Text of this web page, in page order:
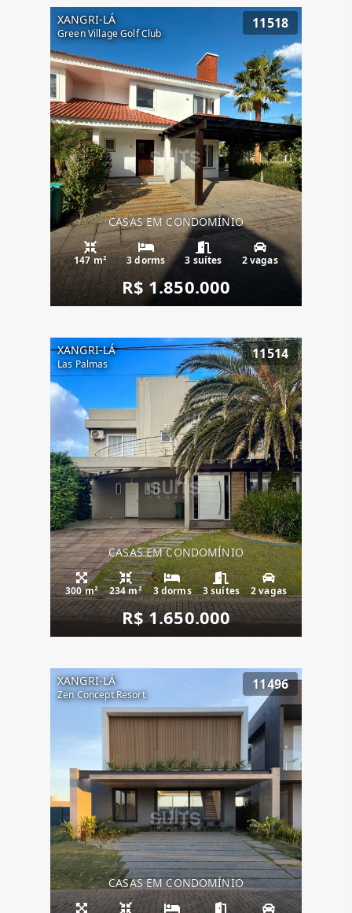
XANGRI-LÁ
Green Village Golf Club
11518
CASAS EM CONDOMÍNIO
147 m² 3 dorms 3 suítes 2 vagas
R$ 1.850.000
XANGRI-LÁ
Las Palmas
11514
CASAS EM CONDOMÍNIO
300 m² 234 m² 3 dorms 3 suítes 2 vagas
R$ 1.650.000
XANGRI-LÁ
Zen Concept Resort
11496
CASAS EM CONDOMÍNIO